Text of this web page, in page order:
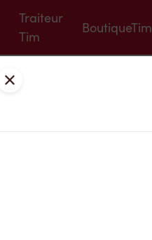
Traiteur
Tim
BoutiqueTim
Fermer